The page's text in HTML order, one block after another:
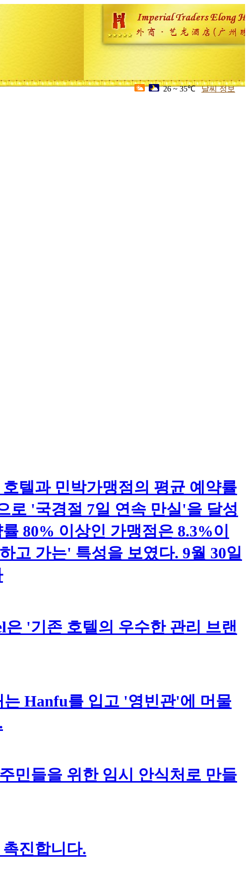
26 ~ 35℃ 날씨 정보
텔과 민박가맹점의 평균 예약률
로 '국경절 7일 연속 만실'을 달성
80% 이상인 가맹점은 8.3%이
고 가는' 특성을 보였다. 9월 30일
'기존 호텔의 우수한 관리 브랜
는 Hanfu를 입고 '영빈관'에 머물
민들을 위한 임시 안식처로 만들
진합니다.